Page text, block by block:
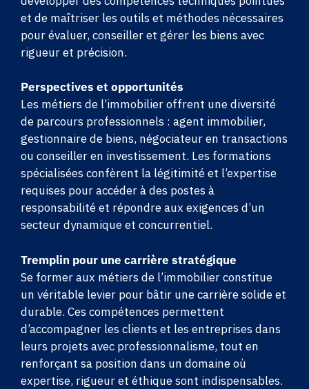
et de maîtriser les outils et méthodes nécessaires
pour évaluer, conseiller et gérer les biens avec
rigueur et précision.
Perspectives et opportunités
Les métiers de l’immobilier offrent une diversité
de parcours professionnels : agent immobilier,
gestionnaire de biens, négociateur en transactions
ou conseiller en investissement. Les formations
spécialisées confèrent la légitimité et l’expertise
requises pour accéder à des postes à
responsabilité et répondre aux exigences d’un
secteur dynamique et concurrentiel.
Tremplin pour une carrière stratégique
Se former aux métiers de l’immobilier constitue
un véritable levier pour bâtir une carrière solide et
durable. Ces compétences permettent
d’accompagner les clients et les entreprises dans
leurs projets avec professionnalisme, tout en
renforçant sa position dans un domaine où
expertise, rigueur et éthique sont indispensables.